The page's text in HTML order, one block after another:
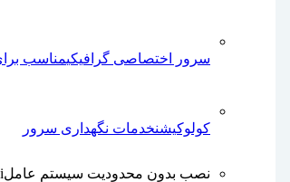
سرور اختصاصی گرافیکیمناسب
کولوکیشنخدمات نگهداری سرور
نصب بدون محدودیت سیستم عامل